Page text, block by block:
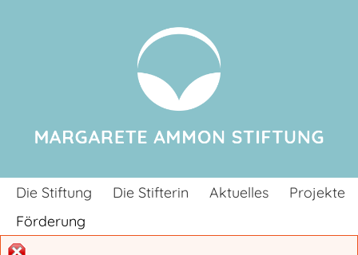
Die Stiftung Die Stifterin Aktuelles
Projekte
Förderung